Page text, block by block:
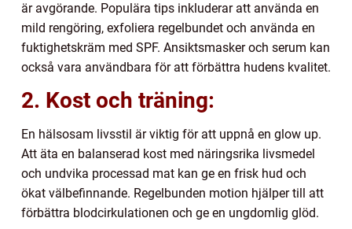
är avgörande. Populära tips inkluderar att använda en
mild rengöring, exfoliera regelbundet och använda en
fuktighetskräm med SPF. Ansiktsmasker och serum kan
också vara användbara för att förbättra hudens kvalitet.
2. Kost och träning:
En hälsosam livsstil är viktig för att uppnå en glow up.
Att äta en balanserad kost med näringsrika livsmedel
och undvika processad mat kan ge en frisk hud och
ökat välbefinnande. Regelbunden motion hjälper till att
förbättra blodcirkulationen och ge en ungdomlig glöd.